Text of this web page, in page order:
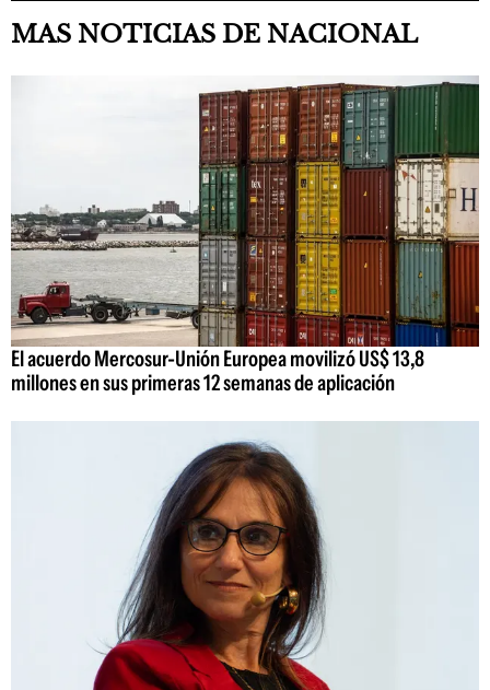
MAS NOTICIAS DE NACIONAL
El acuerdo Mercosur-Unión Europea movilizó US$ 13,8
millones en sus primeras 12 semanas de aplicación